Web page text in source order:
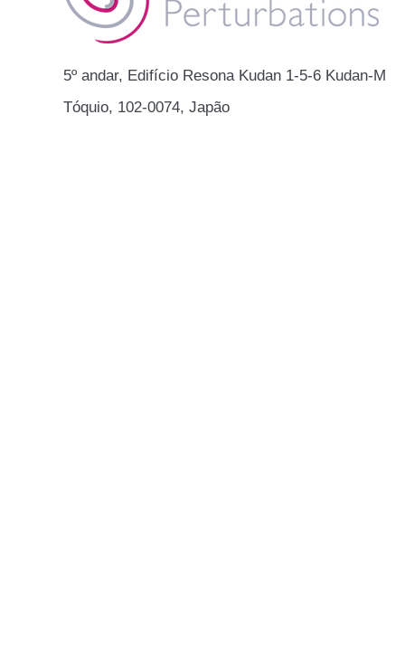
do Programa das Nações Unidas
para o Desenvolvimento (P
entrevista
Akihabara.
​​5º andar, Edifício Resona Kudan 1-5-6 Kudan-
Tóquio, 102-0074, Japão